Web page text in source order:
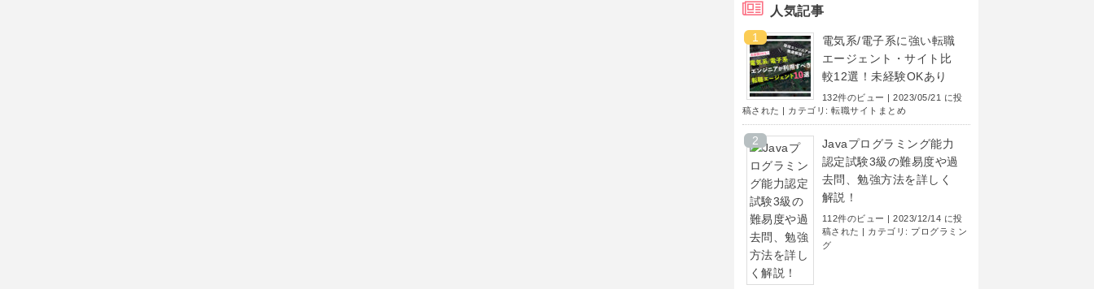
人気記事
電気系/電子系に強い転職
エージェント・サイト比
較12選！未経験OKあり
132件のビュー |2023/05/21 に投
稿された | カテゴリ:転職サイトまとめ
Javaプログラミング能力
認定試験3級の難易度や過
去問、勉強方法を詳しく
解説！
112件のビュー |2023/12/14 に投
稿された | カテゴリ: プログラミン
グ